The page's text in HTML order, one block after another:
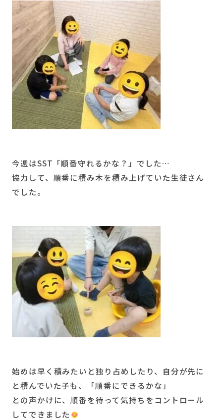
今週はSST「順番守れるかな？」でした…
協力して、順番に積み木を積み上げていた生徒さん
でした。
始めは早く積みたいと独り占めしたり、自分が先に
と積んでいた子も、「順番にできるかな」
との声かけに、順番を待って気持ちをコントロール
してできました